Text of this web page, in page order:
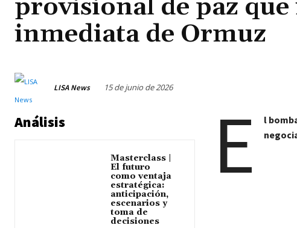
provisional de paz
inmediata de Ormuz
LISA News 15 de junio de 2026
Análisis
Masterclass |
El futuro
como ventaja
estratégica:
anticipación,
escenarios y
toma de
decisiones
E
l